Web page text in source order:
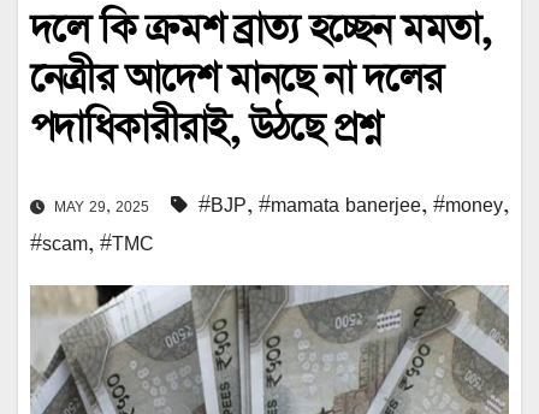
দলে কি ক্রমশ ব্রাত্য হচ্ছেন মমতা,
নেত্রীর আদেশ মানছে না দলের
পদাধিকারীরাই, উঠছে প্রশ্ন
MAY 29, 2025 #BJP, #mamata banerjee, #money,
#scam, #TMC